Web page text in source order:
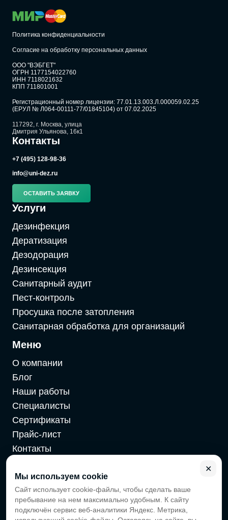
Политика конфиденциальности
Согласие на обработку персональных данных
ООО "ВЭБГЕТ"
ОГРН 1177154022760
ИНН 7118021632
КПП 711801001
Регистрационный номер лицензии: 77.01.13.003.Л.000059.02.25
(ЕРУЛ № Л064-00111-77/01845104) от 07.02.2025
117292, г. Москва, улица
Дмитрия Ульянова, 16к1
Контакты
+7 (495) 128-98-36
info@uni-dez.ru
ОСТАВИТЬ ЗАЯВКУ
Услуги
Дезинфекция
Дератизация
Дезодорация
Дезинсекция
Санитарный аудит
Пест-контроль
Просушка после затопления
Санитарная обработка для организаций
Меню
О компании
Блог
Наши работы
Специалисты
Сертификаты
Прайс-лист
Контакты
2026 г. Cайт санэпидемстанции — Все права защищены
Все цены на сайте носят информационный характер,
окончательная цена зависит от многих факторов.
Мы используем cookie
Сайт использует cookie-файлы, чтобы сделать ваше
пребывание на нем максимально удобным. К сайту
подключён сервис веб-аналитики Яндекс. Метрика,
✕